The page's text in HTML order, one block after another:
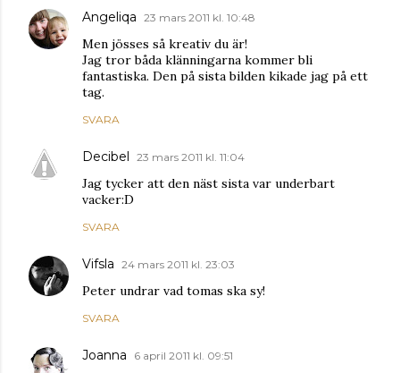
Angeliqa 23 mars 2011 kl. 10:48
Men jösses så kreativ du är!
Jag tror båda klänningarna kommer bli
fantastiska. Den på sista bilden kikade jag på ett
tag.
SVARA
Decibel 23 mars 2011 kl. 11:04
Jag tycker att den näst sista var underbart
vacker:D
SVARA
Vifsla 24 mars 2011 kl. 23:03
Peter undrar vad tomas ska sy!
SVARA
Joanna 6 april 2011 kl. 09:51